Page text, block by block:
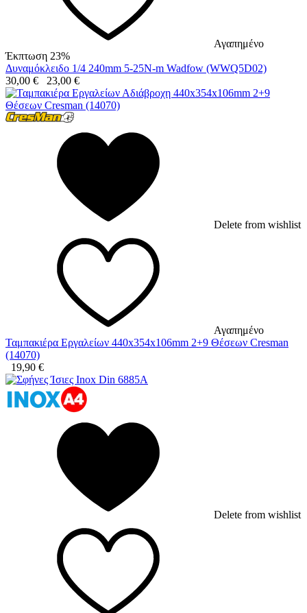
Αγαπημένο
Έκπτωση 23%
Δυναμόκλειδο 1/4 240mm 5-25N-m Wadfow (WWQ5D02)
30,00 € 23,00 €
Delete from wishlist
Αγαπημένο
Ταμπακιέρα Εργαλείων 440x354x106mm 2+9 Θέσεων Cresman
(14070)
19,90 €
Delete from wishlist